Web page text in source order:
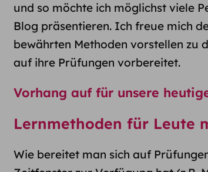
und so möchte ich möglichst viele
Blog präsentieren. Ich freue mich
bewährten Methoden vorstellen zu
auf ihre Prüfungen vorbereitet.
Vorhang auf für unsere
Lernmethoden für Leute
Wie bereitet man sich auf